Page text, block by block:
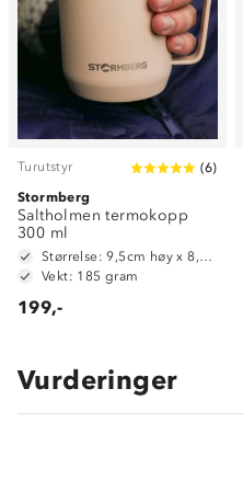
Turutstyr (6)
Stormberg
Saltholmen termokopp
300 ml
Vekt: 185 gram
199,-
Vurderinger